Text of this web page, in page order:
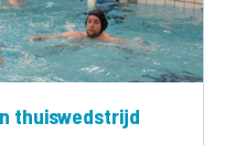
thuiswedstrijd